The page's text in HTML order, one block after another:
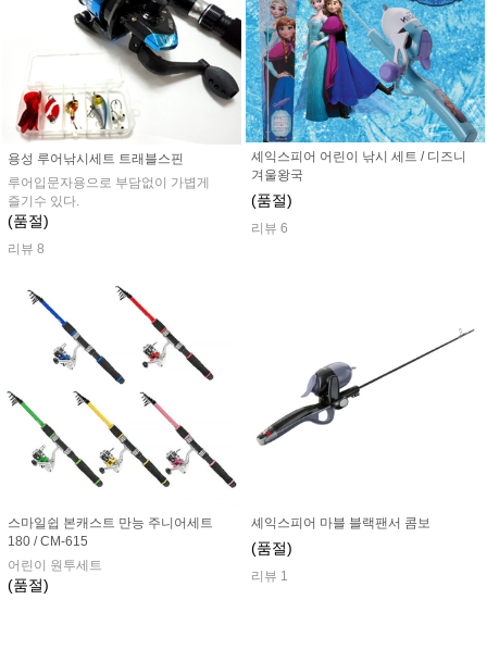
용성 루어낚시세트 트래블스핀
루어입문자용으로 부담없이 가볍게
즐기수 있다.
(품절)
리뷰 8
셰익스피어 어린이 낚시 세트 / 디즈니
겨울왕국
(품절)
리뷰 6
스마일쉽 본캐스트 만능 주니어세트
180 / CM-615
어린이 원투세트
(품절)
셰익스피어 마블 블랙팬서 콤보
(품절)
리뷰 1